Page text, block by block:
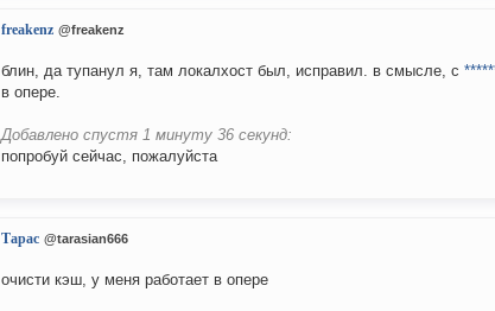
freakenz @freakenz
блин, да тупанул я, там локалхост был, исправил. в смысле, с
в опере.
Добавлено спустя 1 минуту 36 секунд:
попробуй сейчас, пожалуйста
Тарас @tarasian666
очисти кэш, у меня работает в опере